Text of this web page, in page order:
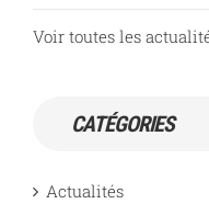
Voir toutes les
CATÉGORIES
Actualités